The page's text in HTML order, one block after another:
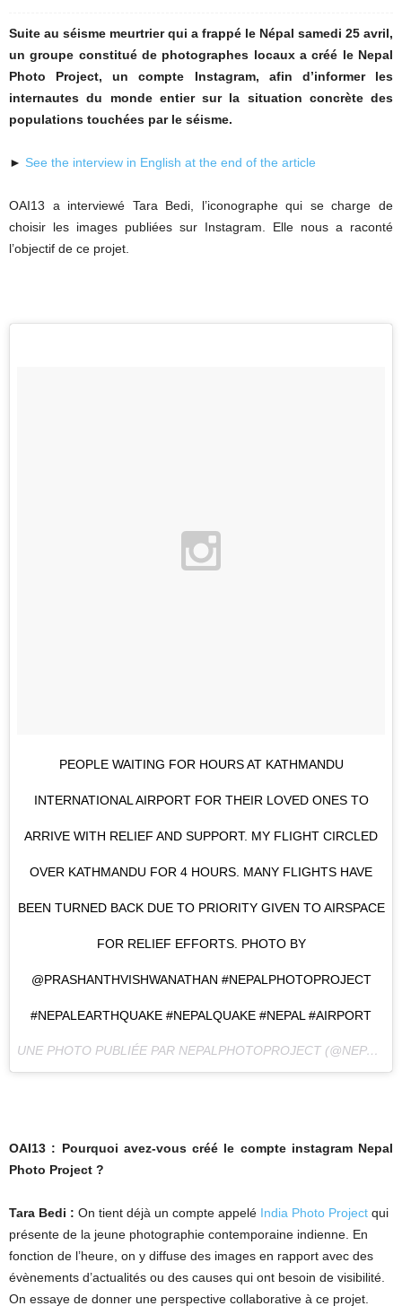
Suite au séisme meurtrier qui a frappé le Népal samedi 25 avril,
un groupe constitué de photographes locaux a créé le Nepal
Photo Project, un compte Instagram, afin d’informer les
internautes du monde entier sur la situation concrète des
populations touchées par le séisme.
► See the interview in English at the end of the article
OAI13 a interviewé Tara Bedi, l’iconographe qui se charge de
choisir les images publiées sur Instagram. Elle nous a raconté
l’objectif de ce projet.
PEOPLE WAITING FOR HOURS AT KATHMANDU
INTERNATIONAL AIRPORT FOR THEIR LOVED ONES TO
ARRIVE WITH RELIEF AND SUPPORT. MY FLIGHT CIRCLED
OVER KATHMANDU FOR 4 HOURS. MANY FLIGHTS HAVE
BEEN TURNED BACK DUE TO PRIORITY GIVEN TO AIRSPACE
FOR RELIEF EFFORTS. PHOTO BY
@PRASHANTHVISHWANATHAN #NEPALPHOTOPROJECT
#NEPALEARTHQUAKE #NEPALQUAKE #NEPAL #AIRPORT
UNE PHOTO PUBLIÉE PAR NEPALPHOTOPROJECT (@NEPALPHOTOPROJECT) LE
OAI13 : Pourquoi avez-vous créé le compte instagram Nepal
Photo Project ?
Tara Bedi : On tient déjà un compte appelé India Photo Project qui
présente de la jeune photographie contemporaine indienne. En
fonction de l’heure, on y diffuse des images en rapport avec des
évènements d’actualités ou des causes qui ont besoin de visibilité.
On essaye de donner une perspective collaborative à ce projet.